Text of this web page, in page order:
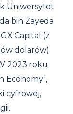
Uniwersytet
bin Zayeda
Capital (z
dolarów)
2023 roku
Economy”,
cyfrowej,